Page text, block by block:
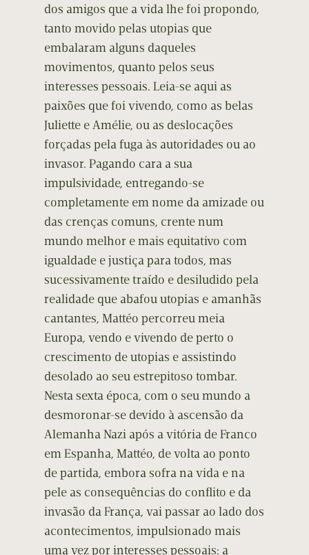
dos amigos que a vida lhe foi propondo,
tanto movido pelas utopias que
embalaram alguns daqueles
movimentos, quanto pelos seus
interesses pessoais. Leia-se aqui as
paixões que foi vivendo, como as belas
Juliette e Amélie, ou as deslocações
forçadas pela fuga às autoridades ou ao
invasor. Pagando cara a sua
impulsividade, entregando-se
completamente em nome da amizade ou
das crenças comuns, crente num
mundo melhor e mais equitativo com
igualdade e justiça para todos, mas
sucessivamente traído e desiludido pela
realidade que abafou utopias e amanhãs
cantantes, Mattéo percorreu meia
Europa, vendo e vivendo de perto o
crescimento de utopias e assistindo
desolado ao seu estrepitoso tombar.
Nesta sexta época, com o seu mundo a
desmoronar-se devido à ascensão da
Alemanha Nazi após a vitória de Franco
em Espanha, Mattéo, de volta ao ponto
de partida, embora sofra na vida e na
pele as consequências do conflito e da
invasão da França, vai passar ao lado dos
acontecimentos, impulsionado mais
uma vez por interesses pessoais: a